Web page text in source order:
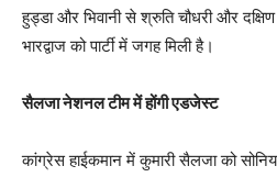
हुड्डा और भिवानी से श्रुति चौधरी और
भारद्वाज को पार्टी में जगह मिली है।
सैलजा नेशनल टीम में होंगी एडजेस्ट
कांग्रेस हाईकमान में कुमारी सैलजा को